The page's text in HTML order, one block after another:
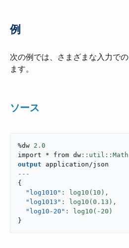
例
次の例では、さまざまな入力での ​
ます。
ソース
%dw 2.0
import * from dw
output
application/json
---
{
"log1010" : log10( 10 ),
"log1013" : log10( 0.13 ),
"log10-20" : log10(- 20
}